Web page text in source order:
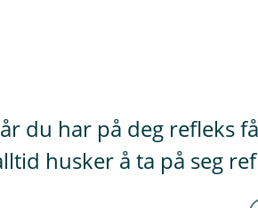
du har på deg refleks
husker å ta på seg